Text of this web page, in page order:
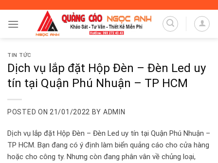
content
TIN TỨC
Dịch vụ lắp đặt Hộp Đèn – Đèn Led uy
tín tại Quận Phú Nhuận – TP HCM
POSTED ON 21/01/2022 BY ADMIN
Dịch vụ lắp đặt Hộp Đèn – Đèn Led uy tín tại Quận Phú Nhuận –
TP HCM. Bạn đang có ý định làm biển quảng cáo cho cửa hàng
hoặc cho công ty. Nhưng còn đang phân vân về chủng loại,